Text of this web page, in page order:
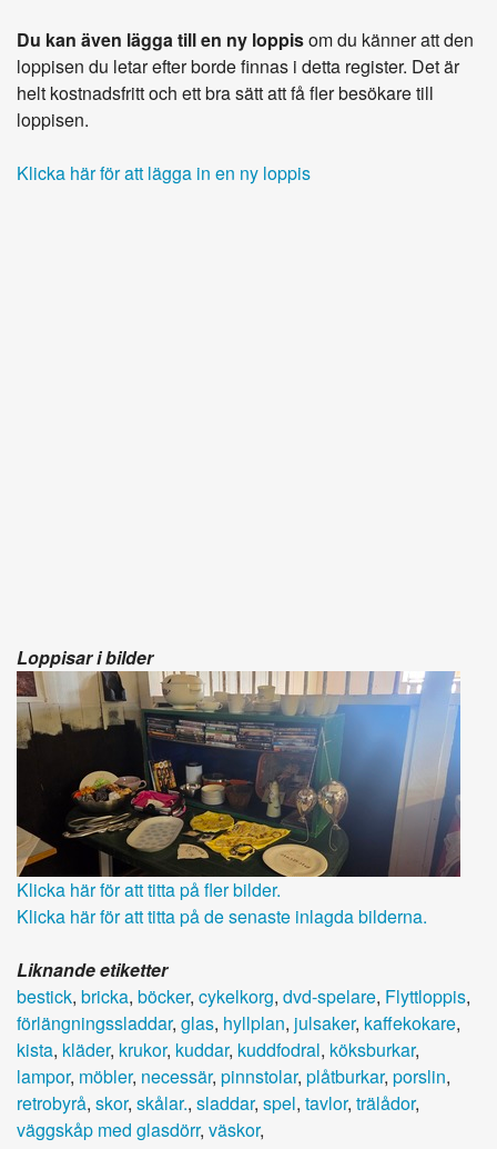
Du kan även lägga till en ny loppisom du känner att den
loppisen du letar efter borde finnas i detta register. Det är
helt kostnadsfritt och ett bra sätt att få fler besökare till
loppisen.
Klicka här för att lägga in en ny loppis
Loppisar i bilder
Klicka här för att titta på fler bilder.
Klicka här för att titta på de senaste inlagda bilderna.
Liknande etiketter
bestick, bricka, böcker, cykelkorg, dvd-spelare, Flyttloppis,
förlängningssladdar, glas, hyllplan, julsaker, kaffekokare,
kista, kläder, krukor, kuddar, kuddfodral, köksburkar,
lampor, möbler, necessär, pinnstolar, plåtburkar, porslin,
retrobyrå, skor, skålar., sladdar, spel, tavlor, trälådor,
väggskåp med glasdörr, väskor,